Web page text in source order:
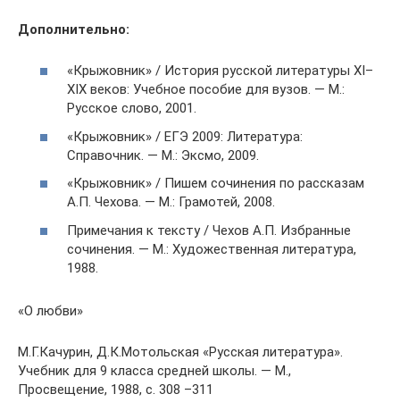
Дополнительно:
«Крыжовник» / История русской литературы XI–
XIX веков: Учебное пособие для вузов. — М.:
Русское слово, 2001.
«Крыжовник» / ЕГЭ 2009: Литература:
Справочник. — М.: Эксмо, 2009.
«Крыжовник» / Пишем сочинения по рассказам
А.П. Чехова. — М.: Грамотей, 2008.
Примечания к тексту / Чехов А.П. Избранные
сочинения. — М.: Художественная литература,
1988.
«О любви»
М.Г.Качурин, Д.К.Мотольская «Русская литература».
Учебник для 9 класса средней школы. — М.,
Просвещение, 1988, с. 308 –311